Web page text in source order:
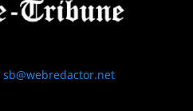
sb@webredactor.net